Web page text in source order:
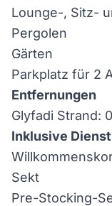
Lounge-, Sitz-
Pergolen
Gärten
Parkplatz für 2
Entfernungen
Glyfadi Strand:
Inklusive
Sekt
Pre-Stocking-